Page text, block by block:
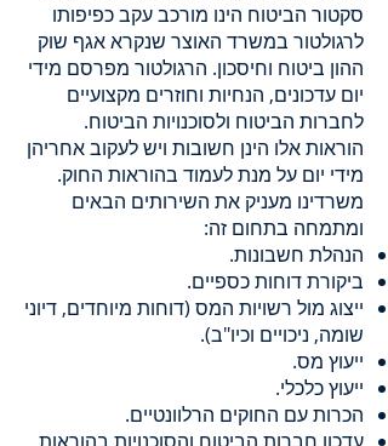
סקטור הביטוח הינו מורכב עקב כפיפותו
לרגולטור במשרד האוצר שנקרא אגף שוק
ההון ביטוח וחיסכון. הרגולטור מפרסם מידי
יום עדכונים, הנחיות וחוזרים מקצועיים
לחברות הביטוח ולסוכנויות הביטוח.
הוראות אלו הינן חשובות ויש לעקוב אחריהן
מידי יום על מנת לעמוד בהוראות החוק.
משרדינו מעניק את השירותים הבאים
ומתמחה בתחום זה:
הנהלת חשבונות.
ביקורת דוחות כספיים.
ייצוג מול רשויות המס (דוחות מיוחדים, דיוני
שומה, ניכויים וכיו"ב).
ייעוץ מס.
ייעוץ כלכלי.
הכרות עם החוקים הרלוונטיים.